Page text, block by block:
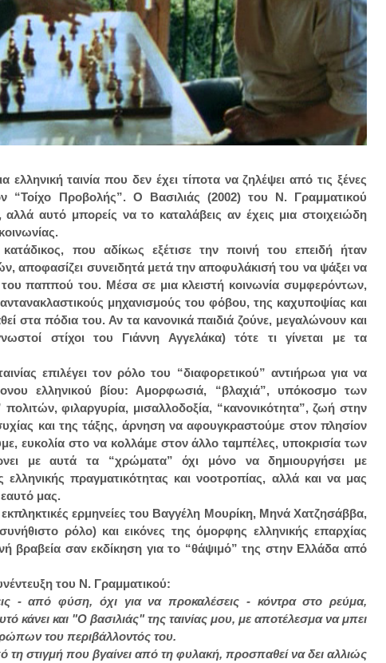
ταινία που δεν έχει τίποτα να ζηλέψει από τις ξένες
“Τοίχο Προβολής”. Ο Βασιλιάς (2002) του Ν. Γραμματικού
αλλά αυτό μπορείς να το καταλάβεις αν έχεις μια στοιχειώδη
που αδίκως εξέτισε την ποινή του επειδή ήταν
αποφασίζει συνειδητά μετά την αποφυλάκισή του να ψάξει να
παππού του. Μέσα σε μια κλειστή κοινωνία συμφερόντων,
μηχανισμούς του φόβου, της καχυποψίας και
στα πόδια του. Αν τα κανονικά παιδιά ζούνε, μεγαλώνουν και
στίχοι του Γιάννη Αγγελάκα) τότε τι γίνεται με τα
επιλέγει τον ρόλο του “διαφορετικού” αντιήρωα για να
ελληνικού βίου: Αμορφωσιά, “βλαχιά”, υπόκοσμο των
φιλαργυρία, μισαλλοδοξία, “κανονικότητα”, ζωή στην
και της τάξης, άρνηση να αφουγκραστούμε στον πλησίον
ευκολία στο να κολλάμε στον άλλο ταμπέλες, υποκρισία των
με αυτά τα “χρώματα” όχι μόνο να δημιουργήσει με
ελληνικής πραγματικότητας και νοοτροπίας, αλλά και να μας
εαυτό μας.
ερμηνείες του Βαγγέλη Μουρίκη, Μηνά Χατζησάββα,
ρόλο) και εικόνες της όμορφης ελληνικής επαρχίας
βραβεία σαν εκδίκηση για το “θάψιμό” της στην Ελλάδα από
του Ν. Γραμματικού:
- από φύση, όχι για να προκαλέσεις - κόντρα στο ρεύμα,
κάνει και "Ο βασιλιάς" της ταινίας μου, με αποτέλεσμα να μπει
του περιβάλλοντός του.
στιγμή που βγαίνει από τη φυλακή, προσπαθεί να δει αλλιώς